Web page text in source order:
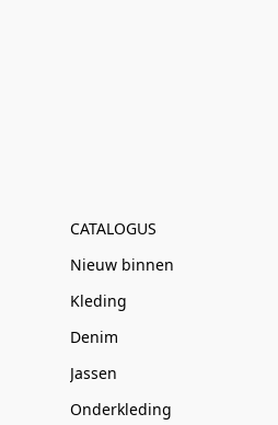
CATALOGUS
Nieuw binnen
Kleding
Denim
Jassen
Onderkleding